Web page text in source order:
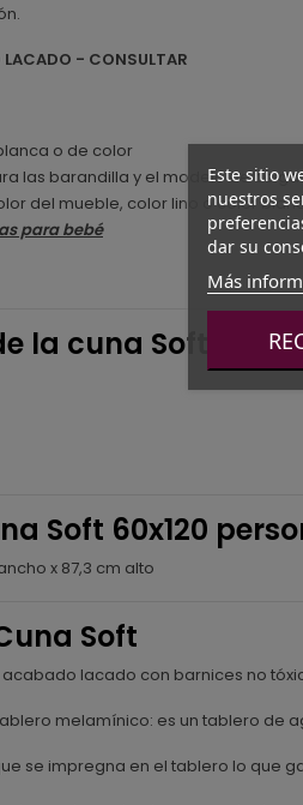
LACADO - CONSULTAR
o de color
las barandilla y el modelo de
del mueble, color lino o color
para bebé
la cuna Soft
Soft 60x120
x 87,3 cm alto
Soft
lacado con barnices no
melamínico: es un tablero
se impregna en el tablero lo que
Este sitio
nuestros
dar su
Más